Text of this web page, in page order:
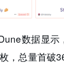
数据显示
，总量首破